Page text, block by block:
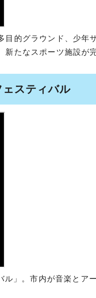
目的グラウンド、少年
たなスポーツ施設が
ェスティバル
」。市内が音楽とア